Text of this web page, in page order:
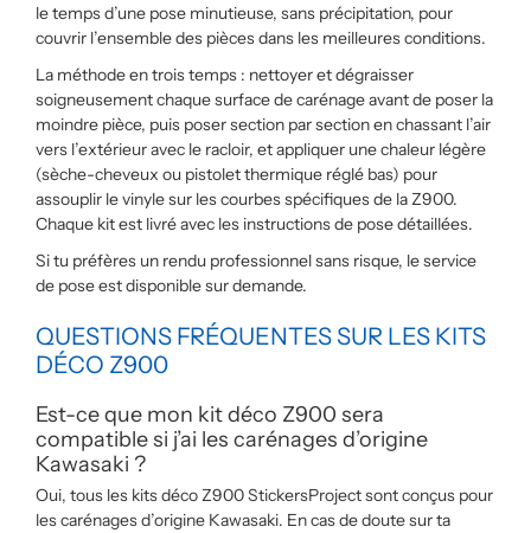
le temps d’une pose minutieuse, sans précipitation, pour
couvrir l’ensemble des pièces dans les meilleures conditions.
La méthode en trois temps : nettoyer et dégraisser
soigneusement chaque surface de carénage avant de poser la
moindre pièce, puis poser section par section en chassant l’air
vers l’extérieur avec le racloir, et appliquer une chaleur légère
(sèche-cheveux ou pistolet thermique réglé bas) pour
assouplir le vinyle sur les courbes spécifiques de la Z900.
Chaque kit est livré avec les instructions de pose détaillées.
Si tu préfères un rendu professionnel sans risque, le service
de pose est disponible sur demande.
QUESTIONS FRÉQUENTES SUR LES KITS
DÉCO Z900
Est-ce que mon kit déco Z900 sera
compatible si j’ai les carénages d’origine
Kawasaki ?
Oui, tous les kits déco Z900 StickersProject sont conçus pour
les carénages d’origine Kawasaki. En cas de doute sur ta